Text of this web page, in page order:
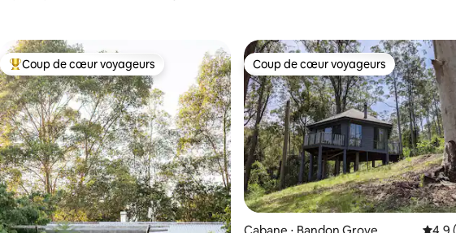
Coups de cœur voyageurs les plus appréciés
Coup de cœur voyageurs Coup de cœur voyageurs
Coup de cœur voyageurs